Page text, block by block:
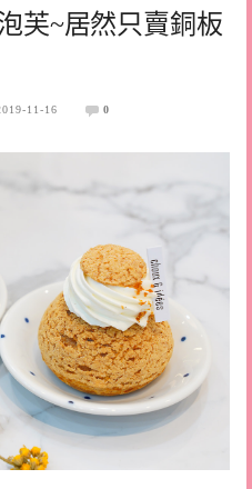
芙~居然只賣銅板
11-16 0